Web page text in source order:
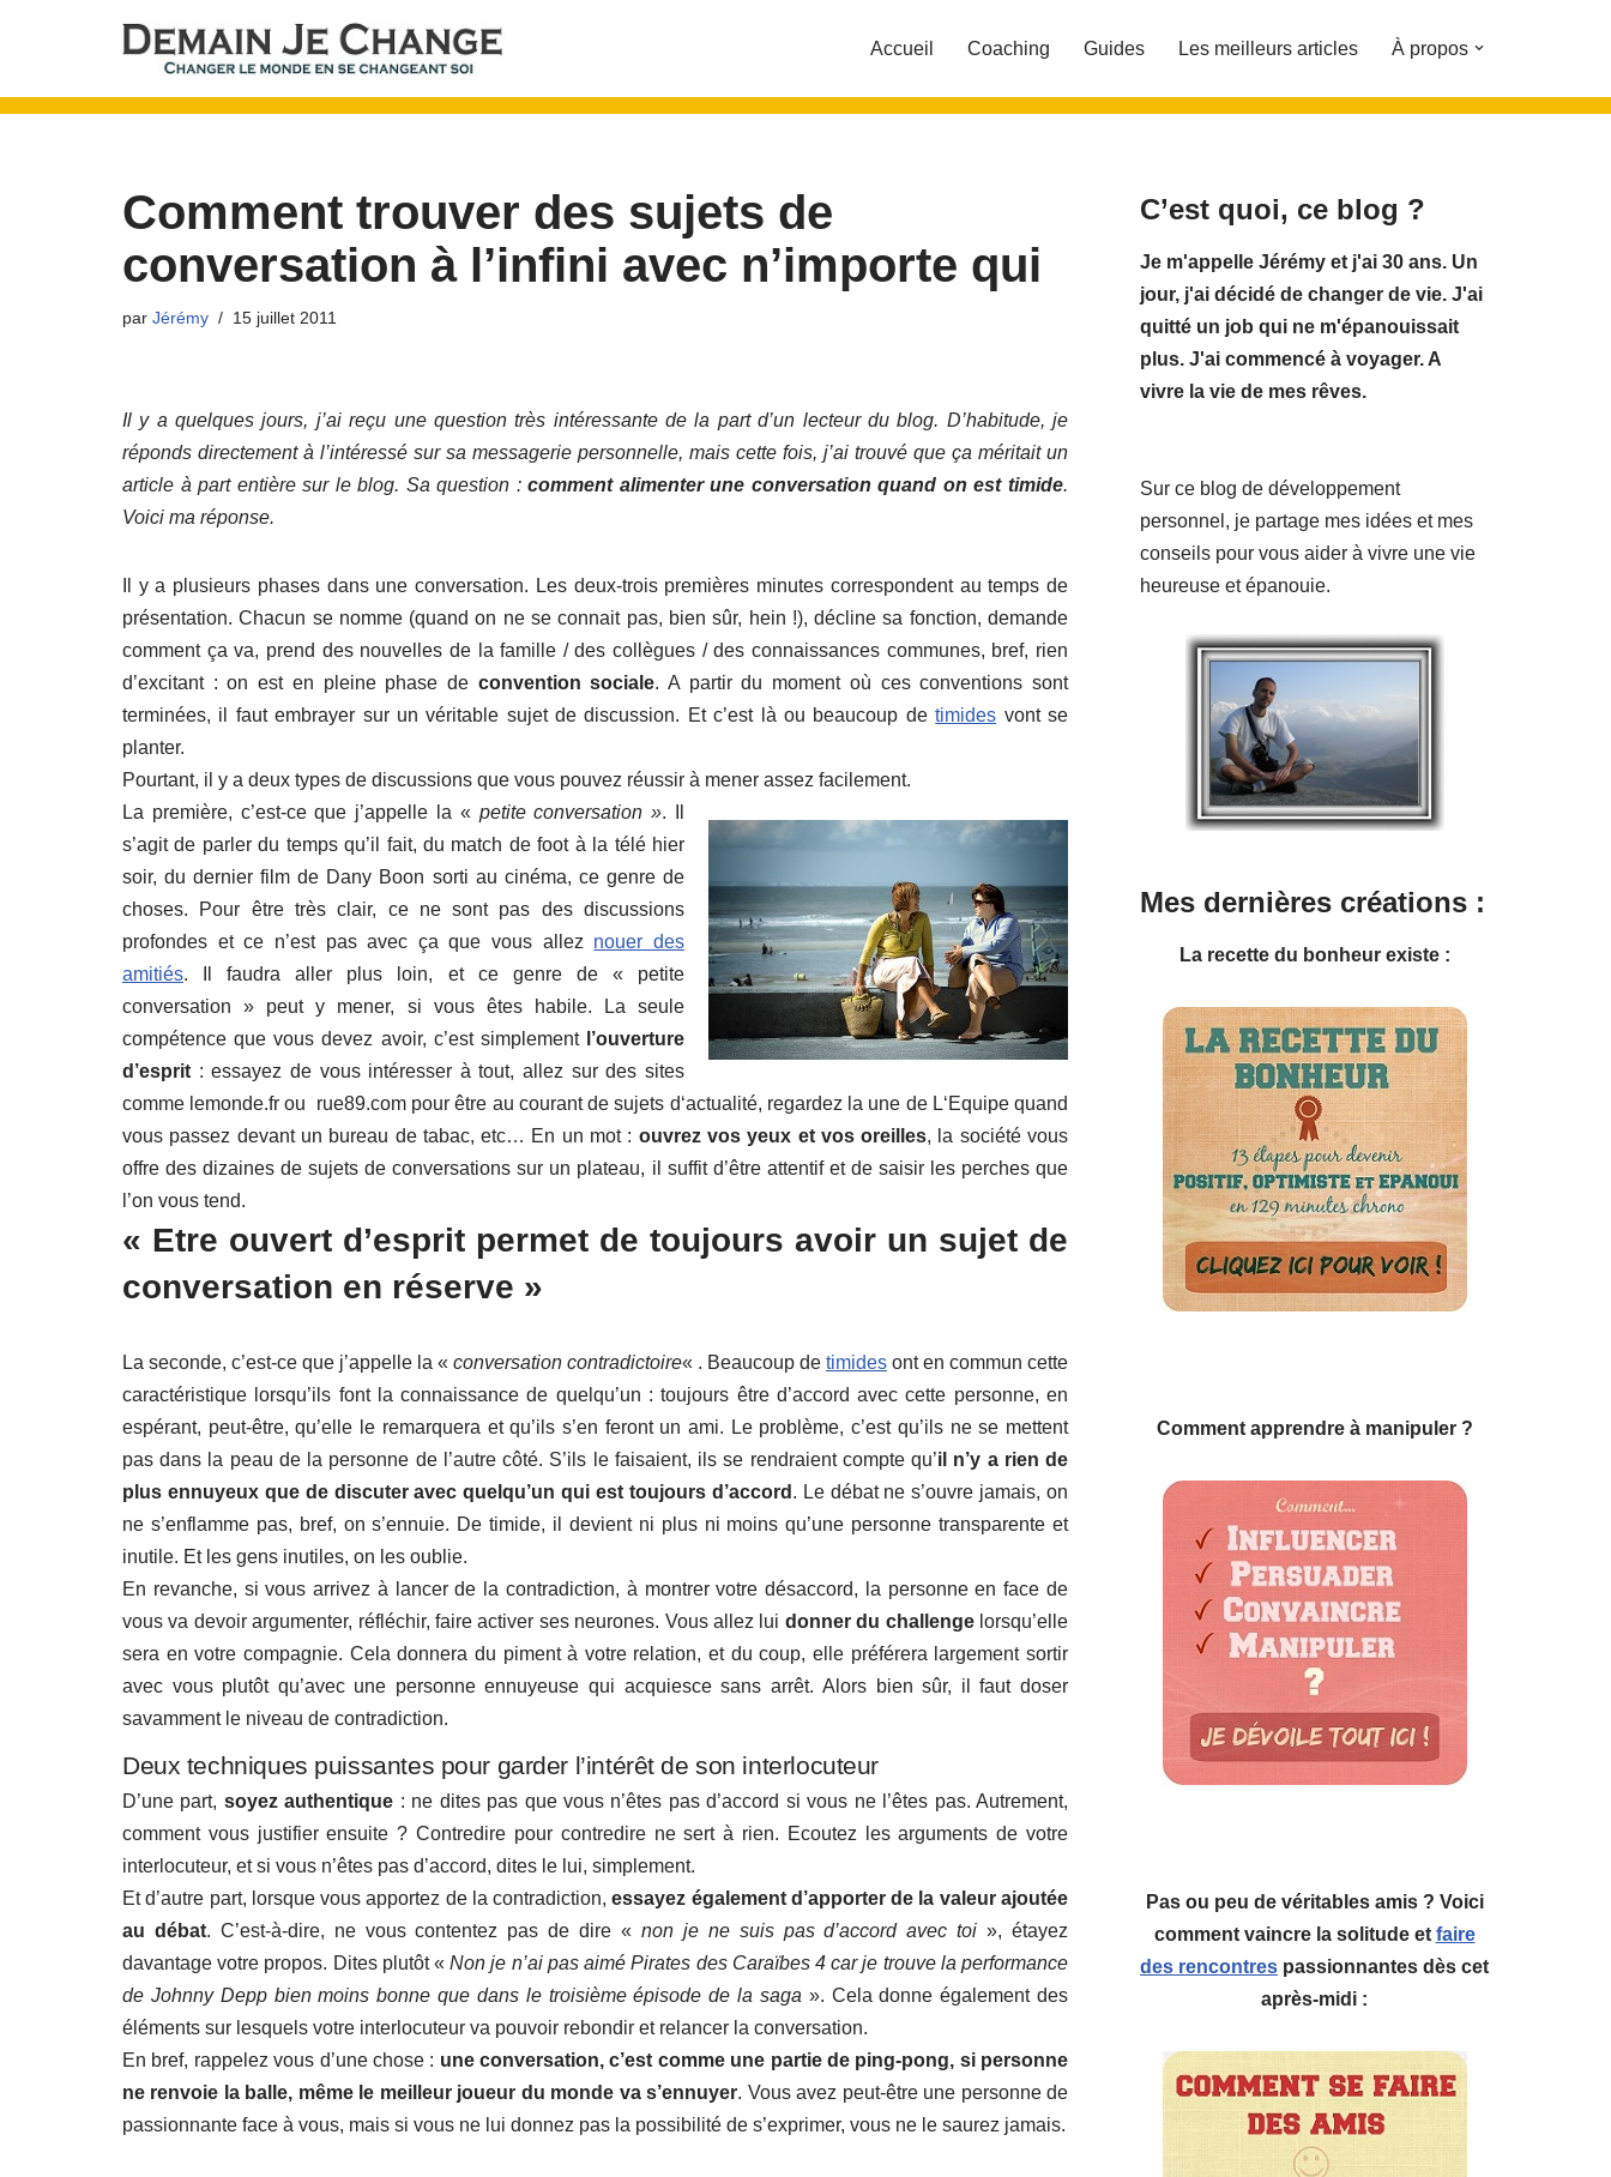
au
Accueil Coaching Guides Les meilleurs articles À propos
Comment trouver des sujets de
conversation à l’infini avec n’importe qui
par Jérémy 15 juillet 2011
Il y a quelques jours, j’ai reçu une question très intéressante de la part d’un lecteur du blog. D’habitude, je
réponds directement à l’intéressé sur sa messagerie personnelle, mais cette fois, j’ai trouvé que ça méritait un
article à part entière sur le blog. Sa question :comment alimenter une conversation quand on est timide.
Voici ma réponse.
Il y a plusieurs phases dans une conversation. Les deux-trois premières minutes correspondent au temps de
présentation. Chacun se nomme (quand on ne se connait pas, bien sûr, hein !), décline sa fonction, demande
comment ça va, prend des nouvelles de la famille / des collègues / des connaissances communes, bref, rien
d’excitant : on est en pleine phase de convention sociale. A partir du moment où ces conventions sont
terminées, il faut embrayer sur un véritable sujet de discussion. Et c’est là ou beaucoup detimides vont se
planter.
Pourtant, il y a deux types de discussions que vous pouvez réussir à mener assez facilement.
La première, c’est-ce que j’appelle la « petite conversation ». Il
s’agit de parler du temps qu’il fait, du match de foot à la télé hier
soir, du dernier film de Dany Boon sorti au cinéma, ce genre de
choses. Pour être très clair, ce ne sont pas des discussions
profondes et ce n’est pas avec ça que vous allez nouer des
amitiés. Il faudra aller plus loin, et ce genre de « petite
conversation » peut y mener, si vous êtes habile. La seule
compétence que vous devez avoir, c’est simplement l’ouverture
d’esprit : essayez de vous intéresser à tout, allez sur des sites
comme lemonde.fr ou rue89.com pour être au courant de sujets d‘actualité, regardez la une de L‘Equipe quand
vous passez devant un bureau de tabac, etc… En un mot : ouvrez vos yeux et vos oreilles, la société vous
offre des dizaines de sujets de conversations sur un plateau, il suffit d’être attentif et de saisir les perches que
l’on vous tend.
« Etre ouvert d’esprit permet de toujours avoir un sujet de
conversation en réserve »
La seconde, c’est-ce que j’appelle la « conversation contradictoire« . Beaucoup de timides ont en commun cette
caractéristique lorsqu’ils font la connaissance de quelqu’un : toujours être d’accord avec cette personne, en
espérant, peut-être, qu’elle le remarquera et qu’ils s’en feront un ami. Le problème, c’est qu’ils ne se mettent
pas dans la peau de la personne de l’autre côté. S’ils le faisaient, ils se rendraient compte qu’il n’y a rien de
plus ennuyeux que de discuter avec quelqu’un qui est toujours d’accord . Le débat ne s’ouvre jamais, on
ne s’enflamme pas, bref, on s’ennuie. De timide, il devient ni plus ni moins qu’une personne transparente et
inutile. Et les gens inutiles, on les oublie.
En revanche, si vous arrivez à lancer de la contradiction, à montrer votre désaccord, la personne en face de
vous va devoir argumenter, réfléchir, faire activer ses neurones. Vous allez lui donner du challengelorsqu’elle
sera en votre compagnie. Cela donnera du piment à votre relation, et du coup, elle préférera largement sortir
avec vous plutôt qu’avec une personne ennuyeuse qui acquiesce sans arrêt. Alors bien sûr, il faut doser
savamment le niveau de contradiction.
Deux techniques puissantes pour garder l’intérêt de son interlocuteur
D’une part, soyez authentique : ne dites pas que vous n’êtes pas d’accord si vous ne l’êtes pas. Autrement,
comment vous justifier ensuite ? Contredire pour contredire ne sert à rien. Ecoutez les arguments de votre
interlocuteur, et si vous n’êtes pas d’accord, dites le lui, simplement.
Et d’autre part, lorsque vous apportez de la contradiction,essayez également d’apporter de la valeur ajoutée
au débat. C’est-à-dire, ne vous contentez pas de dire « non je ne suis pas d’accord avec toi », étayez
davantage votre propos. Dites plutôt « Non je n’ai pas aimé Pirates des Caraïbes 4 car je trouve la performance
de Johnny Depp bien moins bonne que dans le troisième épisode de la saga ». Cela donne également des
éléments sur lesquels votre interlocuteur va pouvoir rebondir et relancer la conversation.
En bref, rappelez vous d’une chose : une conversation, c’est comme une partie de ping-pong, si personne
ne renvoie la balle, même le meilleur joueur du monde va s’ennuyer. Vous avez peut-être une personne de
passionnante face à vous, mais si vous ne lui donnez pas la possibilité de s’exprimer, vous ne le saurez jamais.
C’est quoi, ce blog ?
Je m'appelle Jérémy et j'ai 30 ans. Un
jour, j'ai décidé de changer de vie. J'ai
quitté un job qui ne m'épanouissait
plus. J'ai commencé à voyager. A
vivre la vie de mes rêves.
Sur ce blog de développement
personnel, je partage mes idées et mes
conseils pour vous aider à vivre une vie
heureuse et épanouie.
Mes dernières créations :
La recette du bonheur existe :
Comment apprendre à manipuler ?
Pas ou peu de véritables amis ? Voici
comment vaincre la solitude et faire
des rencontres passionnantes dès cet
après-midi :